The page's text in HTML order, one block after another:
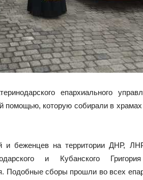
епархиального
помощью, которую собирали в храмах
и беженцев на территории ДНР,
и Кубанского
Подобные сборы прошли во всех